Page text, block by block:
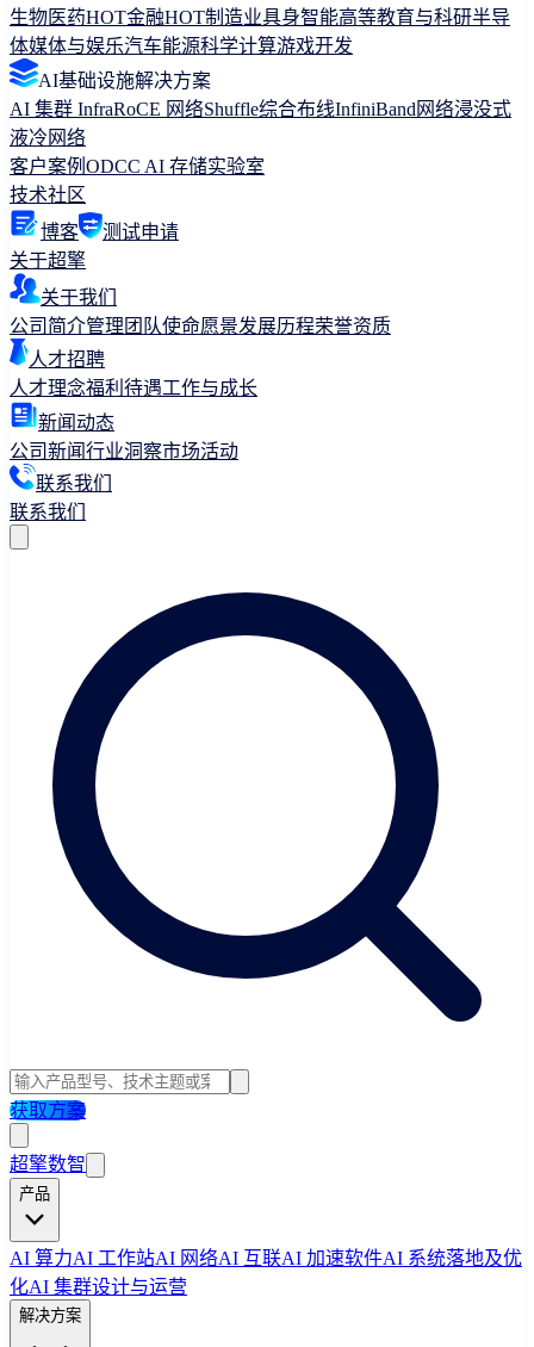
生物医药HOT金融HOT制造业具身智能高等教育与科研半导
体媒体与娱乐汽车能源科学计算游戏开发
AI基础设施解决方案
AI 集群 InfraRoCE 网络Shuffle综合布线InfiniBand网络浸没式
液冷网络
客户案例 ODCC AI 存储实验室
技术社区
博客
测试申请
关于超擎
关于我们
公司简介管理团队使命愿景发展历程荣誉资质
人才招聘
人才理念福利待遇工作与成长
新闻动态
公司新闻行业洞察市场活动
联系我们
联系我们
获取方案
超擎数智
产品
AI 算力AI 工作站AI 网络AI 互联AI 加速软件AI 系统落地及优
化AI 集群设计与运营
解决方案